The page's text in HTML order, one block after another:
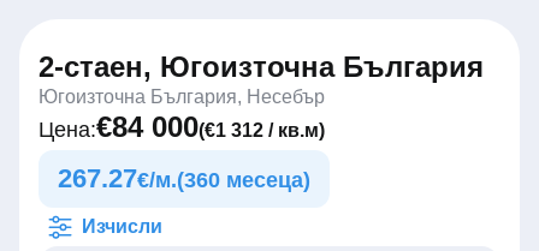
2-стаен, Югоизточна България
Югоизточна България, Несебър
Цена:€84 000(€1 312 / кв.м)
267.27€/м.(360 месеца)
Изчисли